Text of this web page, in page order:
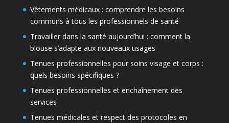
Vêtements médicaux : comprendre les besoins
communs à tous les professionnels de santé
Travailler dans la santé aujourd’hui : comment la
blouse s’adapte aux nouveaux usages
Tenues professionnelles pour soins visage et corps :
quels besoins spécifiques ?
Tenues professionnelles et enchaînement des
services
Tenues médicales et respect des protocoles en